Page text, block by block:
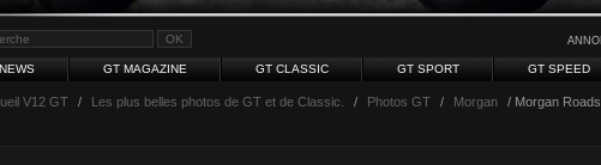
GT MAGAZINE GT CLASSIC GT SPORT GT SPEED
V12 GT / Les plus belles photos de GT et de Classic. / Photos GT / Morgan / Morgan